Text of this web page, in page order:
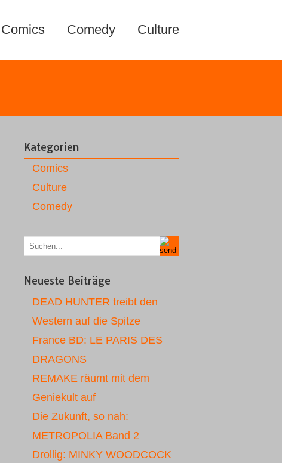
Comics Comedy Culture
Kategorien
Comics
Culture
Comedy
Neueste Beiträge
DEAD HUNTER treibt den
Western auf die Spitze
France BD: LE PARIS DES
DRAGONS
REMAKE räumt mit dem
Geniekult auf
Die Zukunft, so nah:
METROPOLIA Band 2
Drollig: MINKY WOODCOCK